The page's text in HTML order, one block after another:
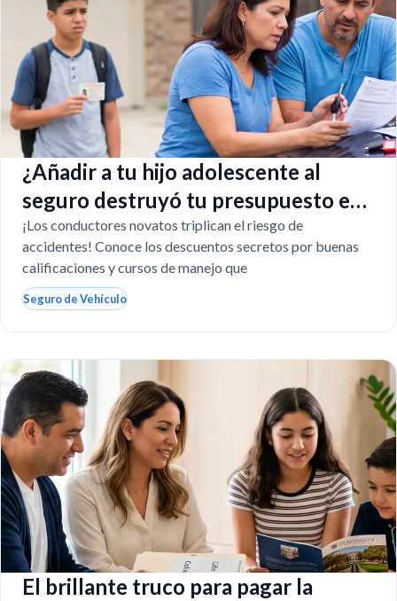
¿Añadir a tu hijo adolescente al
seguro destruyó tu presupuesto en
Texas?
¡Los conductores novatos triplican el riesgo de
accidentes! Conoce los descuentos secretos por buenas
calificaciones y cursos de manejo que
Seguro de Vehículo
El brillante truco para pagar la